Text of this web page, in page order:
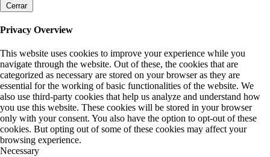
Cerrar
Privacy Overview
This website uses cookies to improve your experience while you
navigate through the website. Out of these, the cookies that are
categorized as necessary are stored on your browser as they are
essential for the working of basic functionalities of the website. We
also use third-party cookies that help us analyze and understand how
you use this website. These cookies will be stored in your browser
only with your consent. You also have the option to opt-out of these
cookies. But opting out of some of these cookies may affect your
browsing experience.
Necessary